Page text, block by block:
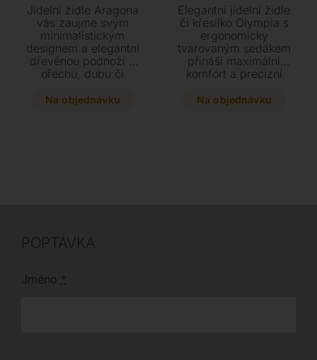
Jídelní židle Aragona
vás zaujme svým
minimalistickým
designem a elegantní
dřevěnou podnoží z
ořechu, dubu či
maximální komfort díky
Na objednávku
Elegantní jídelní židle
či křesílko Olympia s
ergonomicky
tvarovaným sedákem
přináší maximální
komfort a precizní
každého moderního i
Na objednávku
POPTÁVKA
Jméno *